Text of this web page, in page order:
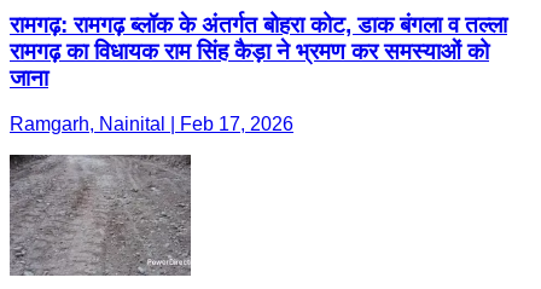
रामगढ़: रामगढ़ ब्लॉक के अंतर्गत बोहरा कोट, डाक बंगला व तल्ला
रामगढ़ का विधायक राम सिंह कैड़ा ने भ्रमण कर समस्याओं को
जाना
Ramgarh, Nainital | Feb 17, 2026